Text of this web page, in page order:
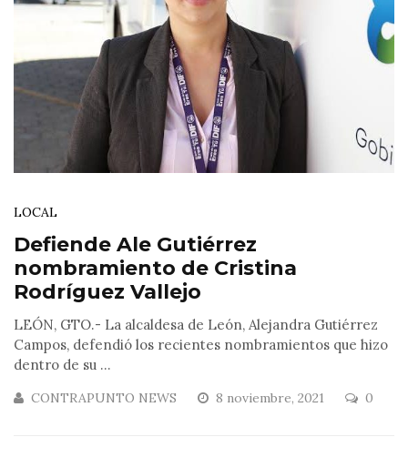
LOCAL
Defiende Ale Gutiérrez
nombramiento de Cristina
Rodríguez Vallejo
LEÓN, GTO.- La alcaldesa de León, Alejandra Gutiérrez
Campos, defendió los recientes nombramientos que hizo
dentro de su ...
CONTRAPUNTO NEWS 8 noviembre, 2021 0